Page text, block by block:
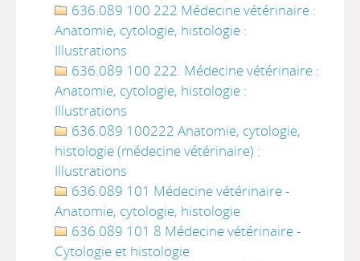
636.089 100 222 Médecine vétérinaire :
Anatomie, cytologie, histologie :
Illustrations
636.089 100 222. Médecine vétérinaire :
Anatomie, cytologie, histologie :
Illustrations
636.089 100222 Anatomie, cytologie,
histologie (médecine vétérinaire) :
Illustrations
636.089 101 Médecine vétérinaire -
Anatomie, cytologie, histologie
636.089 101 8 Médecine vétérinaire -
Cytologie et histologie